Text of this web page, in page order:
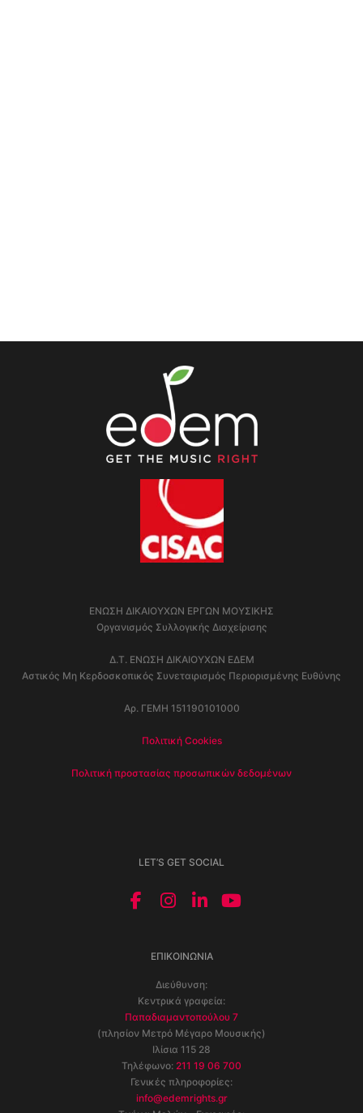
ΕΝΩΣΗ ΔΙΚΑΙΟΥΧΩΝ ΕΡΓΩΝ ΜΟΥΣΙΚΗΣ
Οργανισμός Συλλογικής Διαχείρισης
Δ.Τ. ΕΝΩΣΗ ΔΙΚΑΙΟΥΧΩΝ ΕΔΕΜ
Αστικός Μη Κερδοσκοπικός Συνεταιρισμός Περιορισμένης Ευθύνης
Αρ. ΓΕΜΗ 151190101000
Πολιτική Cookies
Πολιτική προστασίας προσωπικών δεδομένων
LET’S GET SOCIAL
ΕΠΙΚΟΙΝΩΝΊΑ
Διεύθυνση:
Κεντρικά γραφεία:
Παπαδιαμαντοπούλου 7
(πλησίον Μετρό Μέγαρο Μουσικής)
Ιλίσια 115 28
Τηλέφωνο: 211 19 06 700
Γενικές πληροφορίες:
info@edemrights.gr